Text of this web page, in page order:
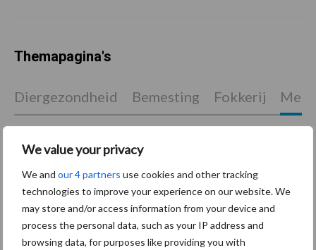
We value your privacy
We and our 4 partners use cookies and other tracking
technologies to improve your experience on our website. We
may store and/or access information from your device and
process the personal data, such as your IP address and
browsing data, for purposes like providing you with
Themapagina's
Diergezondheid Bemesting Fokkerij
Bedrijfsnieuws
Ligbox &
Voerhekken